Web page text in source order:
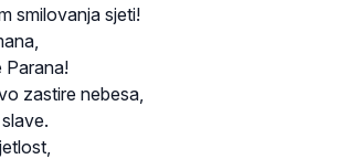
smilovanja sjeti!
Parana!
zastire nebesa,